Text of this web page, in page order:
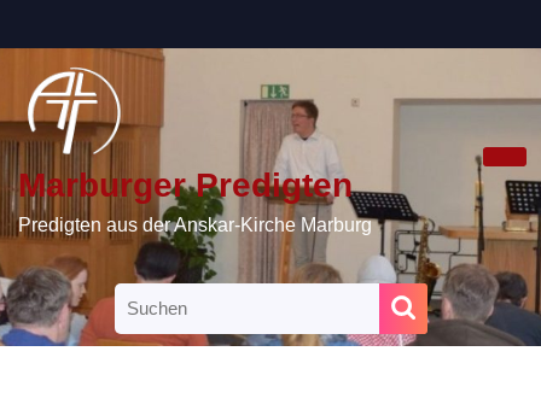
content
Marburger Predigten
Predigten aus der Anskar-Kirche Marburg
Search
for: